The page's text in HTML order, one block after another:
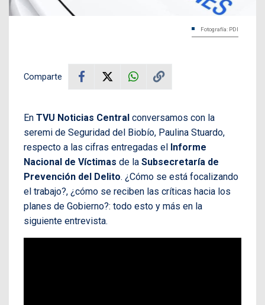
Fotografía: PDI
Comparte
En TVU Noticias Central conversamos con la
seremi de Seguridad del Biobío, Paulina Stuardo,
respecto a las cifras entregadas el Informe
Nacional de Víctimas de la Subsecretaría de
Prevención del Delito. ¿Cómo se está focalizando
el trabajo?, ¿cómo se reciben las críticas hacia los
planes de Gobierno?: todo esto y más en la
siguiente entrevista.